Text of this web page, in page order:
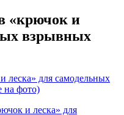
«крючок и
взрывных